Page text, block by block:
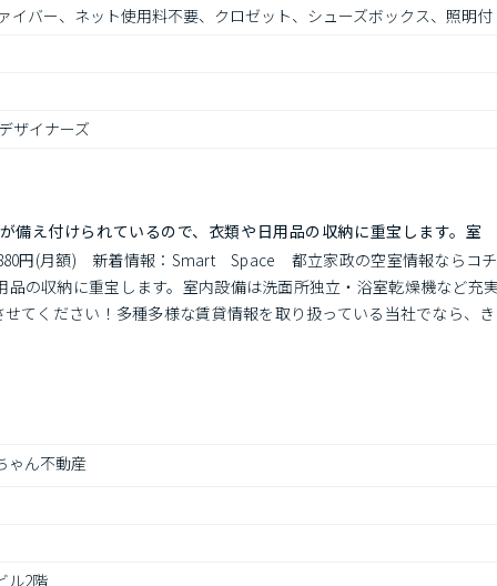
イバー、ネット使用料不要、クロゼット、シューズボックス、照明付
ザイナーズ
備え付けられているので、衣類や日用品の収納に重宝します。室
円(月額)　新着情報：Smart　Space　都立家政の空室情報ならコ
の収納に重宝します。室内設備は洗面所独立・浴室乾燥機など充
てください！多種多様な賃貸情報を取り扱っている当社でなら、
ゃん不動産
ル2階